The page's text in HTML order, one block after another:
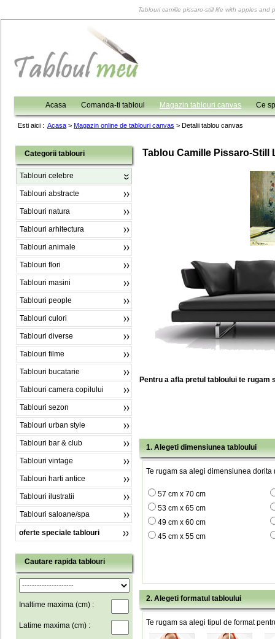
Tablouri camille pissaro-still life with apples
Acasa Comanda-ti tabloul Magazin tablouri canvas Ce
Esti aici : Acasa > Magazin online de tablouri canvas > Detalii tablou canvas
Categorii tablouri
Tablouri celebre
Tablouri abstracte
Tablouri natura
Tablouri arhitectura
Tablouri animale
Tablouri flori
Tablouri masini
Tablouri people
Tablouri culori
Tablouri diverse
Tablouri filme
Tablouri bucatarie
Tablouri camera copilului
Tablouri sezon
Tablouri urban style
Tablouri bar & club
Tablouri vintage
Tablouri harti antice
Tablouri ilustratii
Tablouri saloane/spa
oferte speciale tablouri
Cautare rapida tablouri
Inaltime maxima (cm) :
Latime maxima (cm) :
Tablou Camille Pissaro-Still
Pentru a afla pretul tabloului te rugam
1. Alegeti dimensiunea tabloului
Te rugam sa alegi dimensiunea dorita
57 cm x 70 cm
53 cm x 65 cm
49 cm x 60 cm
45 cm x 55 cm
2. Alegeti formatul tabloului
Te rugam sa alegi tipul de format